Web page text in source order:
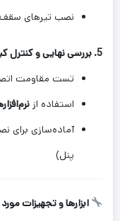
نصب تیرهای سقف
5. بررسی نهایی و کنترل
تست مقاومت
استفاده از
آماده‌سازی برای
پنل)
ابزارها و تجهیزات